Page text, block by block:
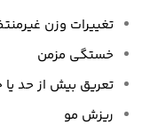
تغییرات وزن
خستگی مزمن
تعریق بیش از حد
ریزش مو